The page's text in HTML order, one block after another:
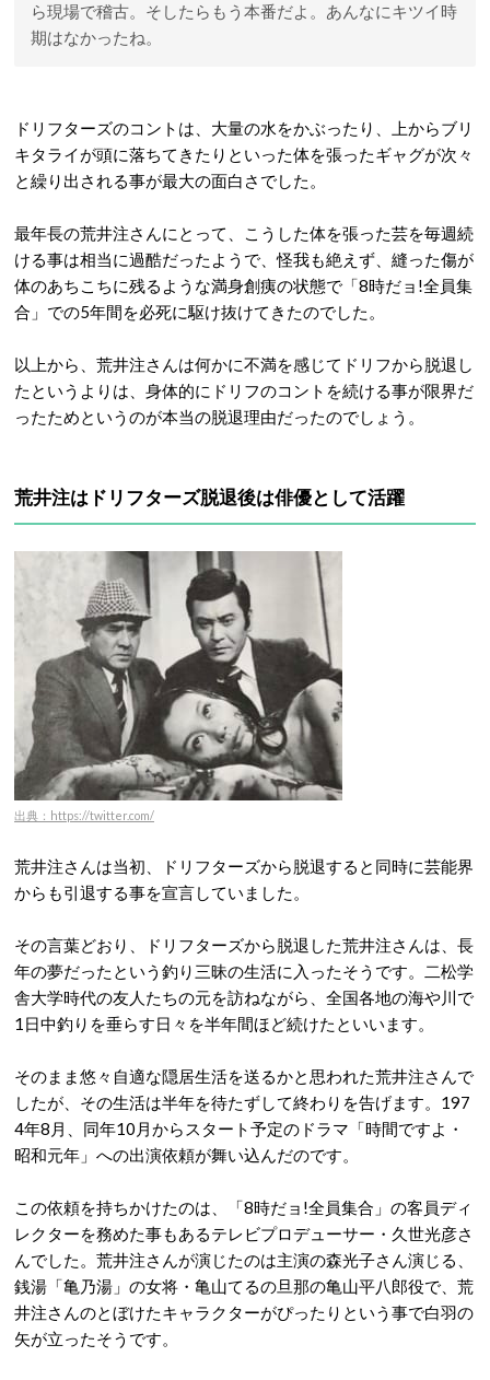
ら現場で稽古。そしたらもう本番だよ。あんなにキツイ時
期はなかったね。
ドリフターズのコントは、大量の水をかぶったり、上からブリ
キタライが頭に落ちてきたりといった体を張ったギャグが次々
と繰り出される事が最大の面白さでした。
最年長の荒井注さんにとって、こうした体を張った芸を毎週続
ける事は相当に過酷だったようで、怪我も絶えず、縫った傷が
体のあちこちに残るような満身創痍の状態で「8時だョ!全員集
合」での5年間を必死に駆け抜けてきたのでした。
以上から、荒井注さんは何かに不満を感じてドリフから脱退し
たというよりは、身体的にドリフのコントを続ける事が限界だ
ったためというのが本当の脱退理由だったのでしょう。
荒井注はドリフターズ脱退後は俳優として活躍
出典：https://twitter.com/
荒井注さんは当初、ドリフターズから脱退すると同時に芸能界
からも引退する事を宣言していました。
その言葉どおり、ドリフターズから脱退した荒井注さんは、長
年の夢だったという釣り三昧の生活に入ったそうです。二松学
舎大学時代の友人たちの元を訪ねながら、全国各地の海や川で
1日中釣りを垂らす日々を半年間ほど続けたといいます。
そのまま悠々自適な隠居生活を送るかと思われた荒井注さんで
したが、その生活は半年を待たずして終わりを告げます。197
4年8月、同年10月からスタート予定のドラマ「時間ですよ・
昭和元年」への出演依頼が舞い込んだのです。
この依頼を持ちかけたのは、「8時だョ!全員集合」の客員ディ
レクターを務めた事もあるテレビプロデューサー・久世光彦さ
んでした。荒井注さんが演じたのは主演の森光子さん演じる、
銭湯「亀乃湯」の女将・亀山てるの旦那の亀山平八郎役で、荒
井注さんのとぼけたキャラクターがぴったりという事で白羽の
矢が立ったそうです。